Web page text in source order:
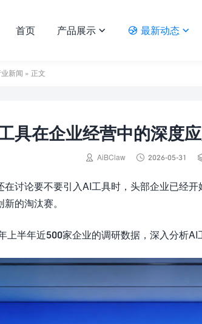
首页 产品展示   最新动态 
新闻 » 正文
具在企业经营中的深度
 AiBClaw  2026-05-31
在讨论要不要引入AI工具时，头部企业已经
的淘汰赛。
上半年近500家企业的调研数据，深入分析